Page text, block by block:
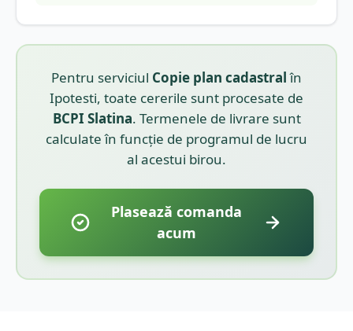
Pentru serviciul Copie plan cadastralîn
Ipotesti, toate cererile sunt procesate de
BCPI Slatina. Termenele de livrare sunt
calculate în funcție de programul de lucru
al acestui birou.
Plasează comanda
acum